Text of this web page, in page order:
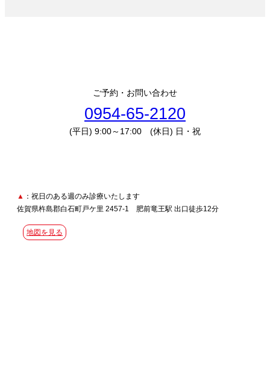
ご予約・お問い合わせ
0954-65-2120
(平日) 9:00～17:00 (休日) 日・祝
▲ ：祝日のある週のみ診療いたします
佐賀県杵島郡白石町戸ケ里 2457-1 肥前竜王駅 出口徒歩12分
地図を見る